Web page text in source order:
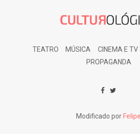
TEATRO MÚSICA CINEMA E TV
PROPAGANDA
Modificado por Felipe